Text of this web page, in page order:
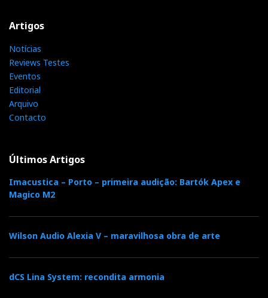
Artigos
Notícias
Reviews Testes
Eventos
Editorial
Arquivo
Contacto
Últimos Artigos
Imacustica – Porto – primeira audição: Bartók Apex e
Magico M2
Wilson Audio Alexia V – maravilhosa obra de arte
dCS Lina System: recondita armonia